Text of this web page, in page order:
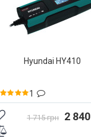
Hyundai HY410
1
1 715 грн 2